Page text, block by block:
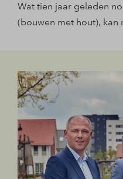
Wat tien jaar geleden
(bouwen met hout), kan